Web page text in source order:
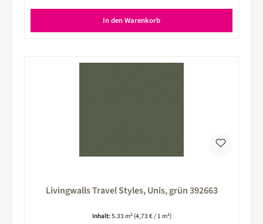
In den Warenkorb
Livingwalls Travel Styles, Unis, grün 392663
Inhalt:5.33 m² (4,73 € / 1 m²)